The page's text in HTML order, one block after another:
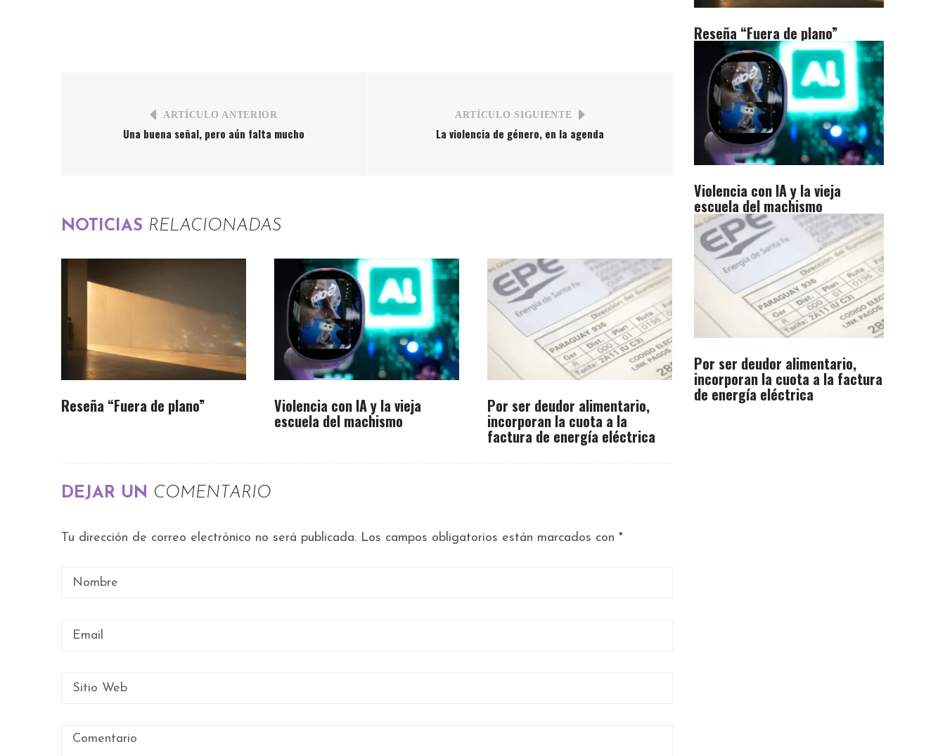
ARTÍCULO ANTERIOR
Una buena señal, pero aún falta mucho
ARTÍCULO SIGUIENTE
La violencia de género, en la agenda
NOTICIAS RELACIONADAS
Reseña “Fuera de plano” Violencia con IA y la vieja
escuela del machismo
Por ser deudor alimentario,
incorporan la cuota a la
factura de energía eléctrica
DEJAR UN COMENTARIO
Tu dirección de correo electrónico no será publicada. Los campos obligatorios están marcados con *
Reseña “Fuera de plano”
Violencia con IA y la vieja
escuela del machismo
Por ser deudor alimentario,
incorporan la cuota a la factura
de energía eléctrica